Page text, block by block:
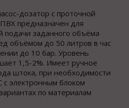
дозатор с проточной
предназначен для
подачи заданного объёма
объёмом до 50 литров в час
до 10 бар. Уровень
1,5-2%. Имеет ручное
штока, при необходимости
с электронным блоком
по материалам